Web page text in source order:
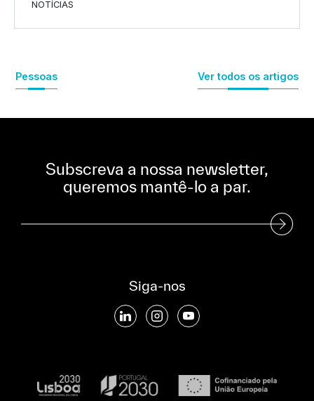
NOTÍCIAS
Pessoas Ver todos os artigos
Subscreva a nossa newsletter,
queremos mantê-lo a par.
Subscreva a nossa Newsletter
Siga-nos